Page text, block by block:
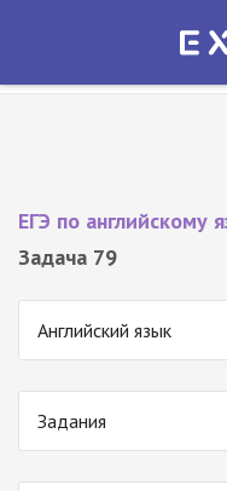
Экзамер —
ЕГЭ по английскому
Задача 79
Английский язык
Задания